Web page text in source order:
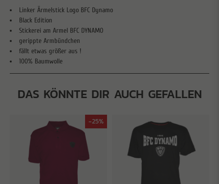
Linker Ärmelstick Logo BFC Dynamo
Black Edition
Stickerei am Armel BFC DYNAMO
gerippte Armbündchen
fällt etwas größer aus !
100% Baumwolle
DAS KÖNNTE DIR AUCH GEFALLEN
-25%